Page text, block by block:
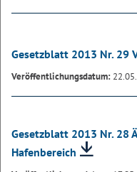
Gesetzblatt 2013 Nr. 29
Veröffentlichungsdatum:
Gesetzblatt 2013 Nr. 28
Hafenbereich